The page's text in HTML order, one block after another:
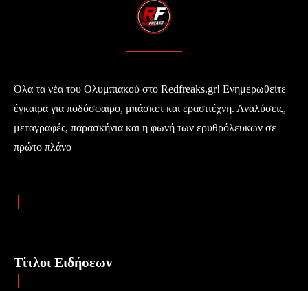
Όλα τα νέα του Ολυμπιακού στο Redfreaks.gr! Ενημερωθείτε
έγκαιρα για ποδόσφαιρο, μπάσκετ και ερασιτέχνη. Αναλύσεις,
μεταγραφές, παρασκήνια και η φωνή των ερυθρόλευκων σε
πρώτο πλάνο
Τίτλοι Ειδήσεων